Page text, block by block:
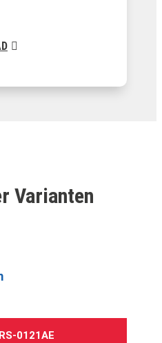
Varianten